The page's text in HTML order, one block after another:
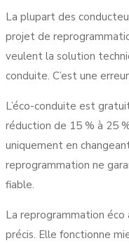
La plupart des
projet de
veulent la solution
conduite. C’est une
L’éco-conduite est
réduction de 15 % à 25
uniquement en
reprogrammation ne
fiable.
La reprogrammation éco
précis. Elle fonctionne